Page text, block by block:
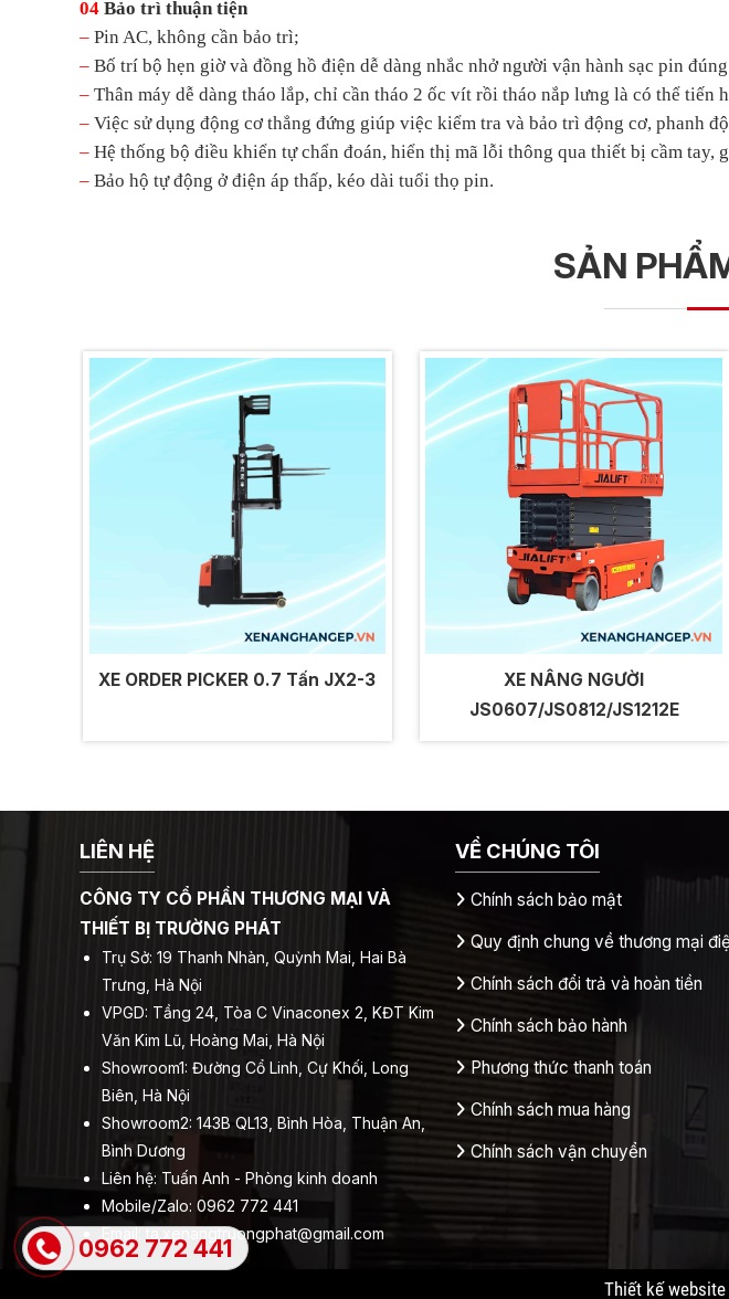
04 Bảo trì thuận tiện
– Pin AC, không cần bảo trì;
– Bố trí bộ hẹn giờ và đồng hồ điện dễ dàng nhắc nhở người vận hành sạc pin
– Thân máy dễ dàng tháo lắp, chỉ cần tháo 2 ốc vít rồi tháo nắp lưng là có thể tiến
– Việc sử dụng động cơ thẳng đứng giúp việc kiểm tra và bảo trì động cơ, phanh
– Hệ thống bộ điều khiển tự chẩn đoán, hiển thị mã lỗi thông qua thiết bị cầm tay,
– Bảo hộ tự động ở điện áp thấp, kéo dài tuổi thọ pin.
SẢN
XE ORDER PICKER 0.7 Tấn JX2-3
XE NÂNG NGƯỜI
JS0607/JS0812/JS1212E
LIÊN HỆ
CÔNG TY CỔ PHẦN THƯƠNG MẠI VÀ
THIẾT BỊ TRƯỜNG PHÁT
Trụ Sở: 19 Thanh Nhàn, Quỳnh Mai, Hai Bà
Trưng, Hà Nội
VPGD: Tầng 24, Tòa C Vinaconex 2, KĐT Kim
Văn Kim Lũ, Hoàng Mai, Hà Nội
Showroom1: Đường Cổ Linh, Cự Khối, Long
Biên, Hà Nội
Showroom2: 143B QL13, Bình Hòa, Thuận An,
Bình Dương
Liên hệ: Tuấn Anh - Phòng kinh doanh
Mobile/Zalo: 0962 772 441
Email:ta.xenangtruongphat@gmail.com
VỀ CHÚNG TÔI
Chính sách bảo mật
Quy định chung về thương mại
Chính sách đổi trả và hoàn tiền
Chính sách bảo hành
Phương thức thanh toán
Chính sách mua hàng
Chính sách vận chuyển
Thiết kế
0962 772 441